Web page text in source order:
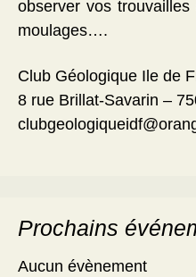
observer vos
moulages….
Club Géologique Ile de
8 rue Brillat-Savarin –
Prochains
Aucun évènement